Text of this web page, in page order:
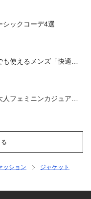
シックコーデ4選
使えるメンズ「快適ウ
フェミニンカジュアル4
ッション
ジャケット